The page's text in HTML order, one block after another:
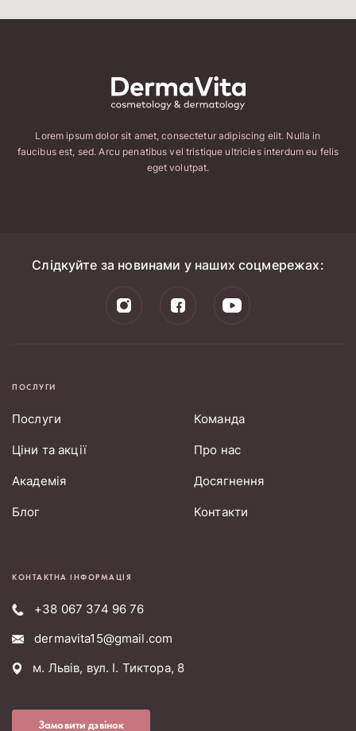
Lorem ipsum dolor sit amet, consectetur adipiscing elit. Nulla in
faucibus est, sed. Arcu penatibus vel tristique ultricies interdum eu felis
eget volutpat.
Слідкуйте за новинами у наших соцмережах:
ПОСЛУГИ
Послуги
Ціни та акції
Академія
Блог
Команда
Про нас
Досягнення
Контакти
КОНТАКТНА ІНФОРМАЦІЯ
+38 067 374 96 76
dermavita15@gmail.com
м. Львів, вул. І. Тиктора, 8
Замовити дзвінок